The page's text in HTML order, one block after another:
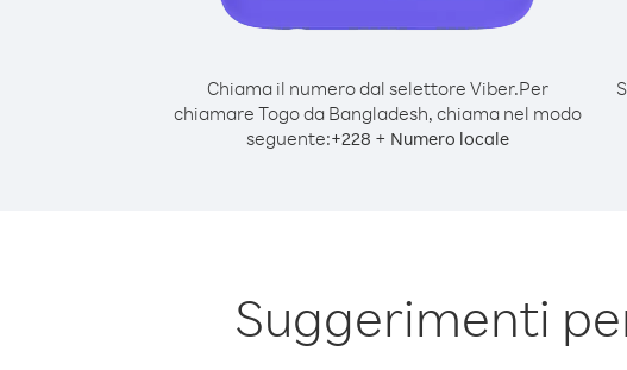
Chiama il numero dal selettore Viber.Per
chiamare Togo da Bangladesh, chiama nel modo
seguente:+228 + Numero locale
Suggerimenti